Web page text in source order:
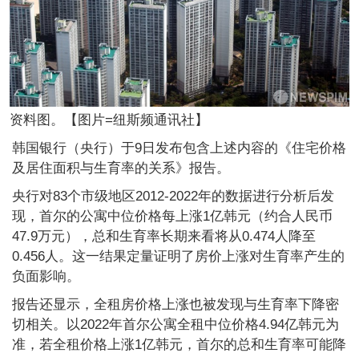
资料图。【图片=纽斯频通讯社】
韩国银行（央行）于9日发布包含上述内容的《住宅价格
及居住面积与生育率的关系》报告。
央行对83个市级地区2012-2022年的数据进行分析后发
现，首尔的公寓中位价格每上涨1亿韩元（约合人民币
47.9万元），总和生育率长期来看将从0.474人降至
0.456人。这一结果定量证明了房价上涨对生育率产生的
负面影响。
报告还显示，全租房价格上涨也被发现与生育率下降密
切相关。以2022年首尔公寓全租中位价格4.94亿韩元为
准，若全租价格上涨1亿韩元，首尔的总和生育率可能降